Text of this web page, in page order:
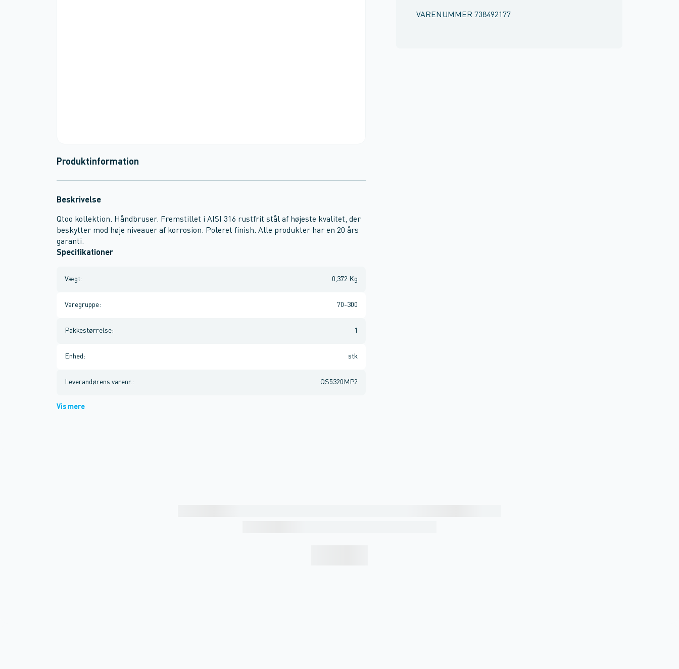
VARENUMMER 738492177
Produktinformation
Beskrivelse
Qtoo kollektion. Håndbruser. Fremstillet i AISI 316 rustfrit stål af højeste kvalitet, der
beskytter mod høje niveauer af korrosion. Poleret finish. Alle produkter har en 20 års
garanti.
Specifikationer
Vægt: 0,372 Kg
Varegruppe: 70-300
Pakkestørrelse: 1
Enhed : stk
Leverandørens varenr. : QS5320MP2
Vis mere